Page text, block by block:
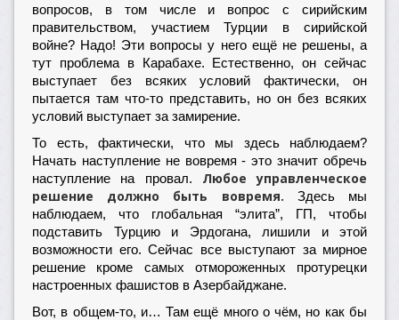
вопросов, в том числе и вопрос с сирийским
правительством, участием Турции в сирийской
войне? Надо! Эти вопросы у него ещё не решены, а
тут проблема в Карабахе. Естественно, он сейчас
выступает без всяких условий фактически, он
пытается там что-то представить, но он без всяких
условий выступает за замирение.
То есть, фактически, что мы здесь наблюдаем?
Начать наступление не вовремя - это значит обречь
наступление на провал. Любое управленческое
решение должно быть вовремя. Здесь мы
наблюдаем, что глобальная “элита”, ГП, чтобы
подставить Турцию и Эрдогана, лишили и этой
возможности его. Сейчас все выступают за мирное
решение кроме самых отмороженных протурецки
настроенных фашистов в Азербайджане.
Вот, в общем-то, и… Там ещё много о чём, но как бы